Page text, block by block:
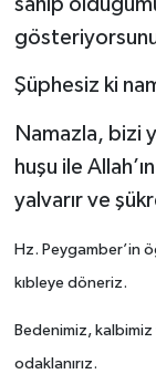
Şüphesiz ki
Namazla, bizi
huşu ile
yalvarır ve
Hz. Peygamber’in
kıbleye döneriz.
Bedenimiz, kalbimiz
odaklanırız.
Bitlis
Burdur
Çankırı
Sağlık
Ekonomi
Podcast
Bilim,